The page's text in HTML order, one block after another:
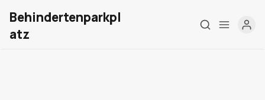
Behindertenparkpl
atz